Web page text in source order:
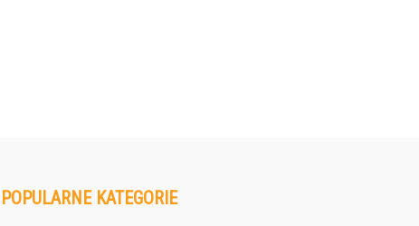
POPULARNE KATEGORIE